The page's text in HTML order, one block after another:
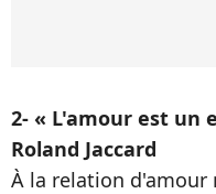
2- « L'amour est un
Roland Jaccard
À la relation